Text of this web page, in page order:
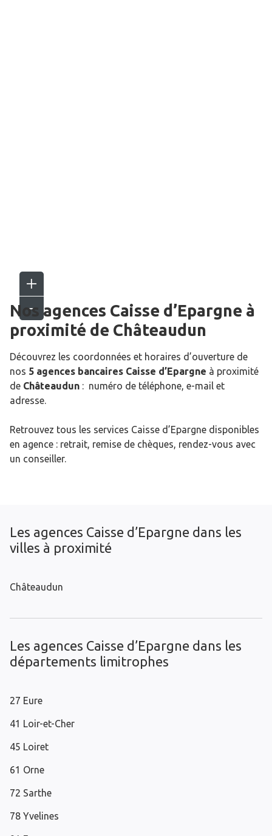
Nos agences Caisse d’Epargne à
proximité de Châteaudun
Découvrez les coordonnées et horaires d’ouverture de
nos 5 agences bancaires Caisse d’Epargne à proximité
de Châteaudun : numéro de téléphone, e-mail et
adresse.
Retrouvez tous les services Caisse d’Epargne disponibles
en agence : retrait, remise de chèques, rendez-vous avec
un conseiller.
Les agences Caisse d’Epargne dans les
villes à proximité
Châteaudun
Les agences Caisse d’Epargne dans les
départements limitrophes
27 Eure
41 Loir-et-Cher
45 Loiret
61 Orne
72 Sarthe
78 Yvelines